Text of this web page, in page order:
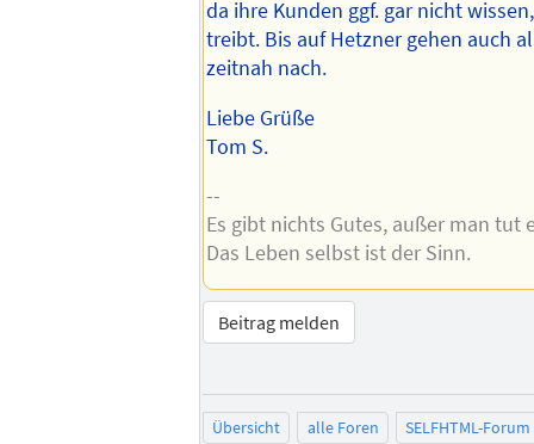
da ihre Kunden ggf. gar nicht
treibt. Bis auf Hetzner gehen auch
zeitnah nach.
Liebe Grüße
Tom S.
--
Es gibt nichts Gutes, außer man tut
Das Leben selbst ist der Sinn.
Beitrag melden
Übersicht alle Foren
SELFHTML-Forum